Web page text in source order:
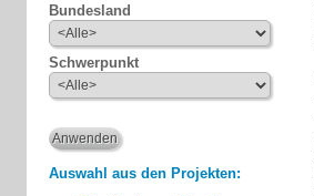
Bundesland
Schwerpunkt
Auswahl aus den Projekten: